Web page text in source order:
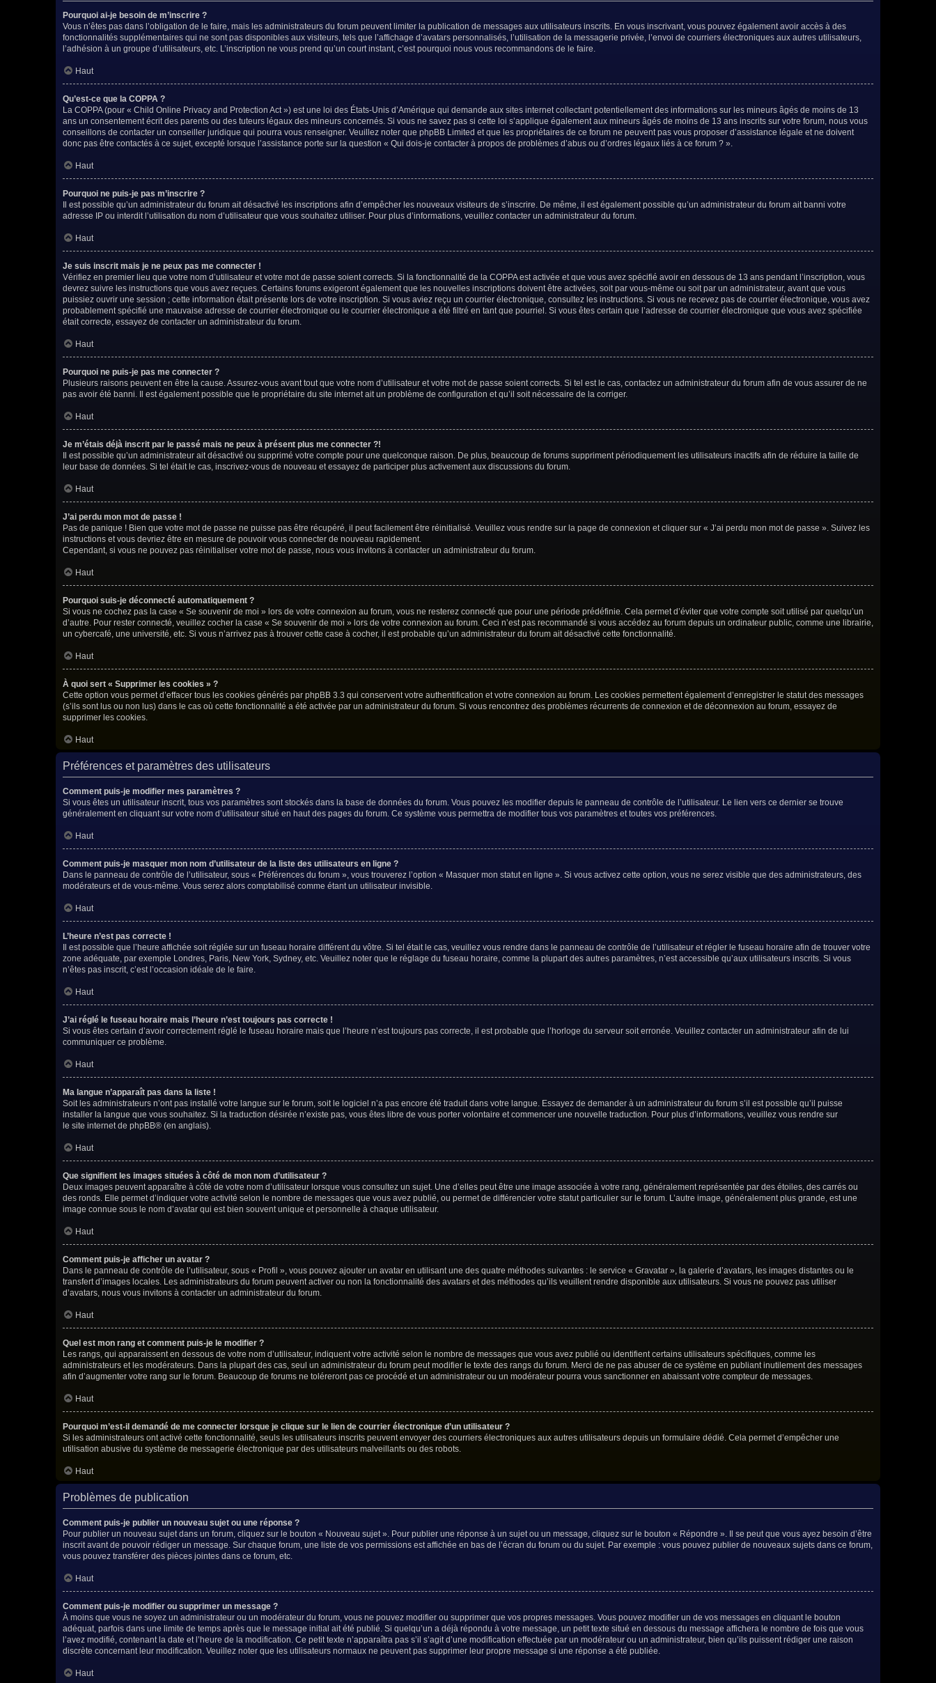
Pourquoi ai-je besoin de m’inscrire ?
Vous n’êtes pas dans l’obligation de le faire, mais les administrateurs du forum peuvent limiter la publication de messages aux utilisateurs inscrits. En vous inscrivant, vous pouvez également avoir accès à des
fonctionnalités supplémentaires qui ne sont pas disponibles aux visiteurs, tels que l’affichage d’avatars personnalisés, l’utilisation de la messagerie privée, l’envoi de courriers électroniques aux autres utilisateurs,
l’adhésion à un groupe d’utilisateurs, etc. L’inscription ne vous prend qu’un court instant, c’est pourquoi nous vous recommandons de le faire.
Haut
Qu’est-ce que la COPPA ?
La COPPA (pour « Child Online Privacy and Protection Act ») est une loi des États-Unis d’Amérique qui demande aux sites internet collectant potentiellement des informations sur les mineurs âgés de moins de 13
ans un consentement écrit des parents ou des tuteurs légaux des mineurs concernés. Si vous ne savez pas si cette loi s’applique également aux mineurs âgés de moins de 13 ans inscrits sur votre forum, nous vous
conseillons de contacter un conseiller juridique qui pourra vous renseigner. Veuillez noter que phpBB Limited et que les propriétaires de ce forum ne peuvent pas vous proposer d’assistance légale et ne doivent
donc pas être contactés à ce sujet, excepté lorsque l’assistance porte sur la question « Qui dois-je contacter à propos de problèmes d’abus ou d’ordres légaux liés à ce forum ? ».
Haut
Pourquoi ne puis-je pas m’inscrire ?
Il est possible qu’un administrateur du forum ait désactivé les inscriptions afin d’empêcher les nouveaux visiteurs de s’inscrire. De même, il est également possible qu’un administrateur du forum ait banni votre
adresse IP ou interdit l’utilisation du nom d’utilisateur que vous souhaitez utiliser. Pour plus d’informations, veuillez contacter un administrateur du forum.
Haut
Je suis inscrit mais je ne peux pas me connecter !
Vérifiez en premier lieu que votre nom d’utilisateur et votre mot de passe soient corrects. Si la fonctionnalité de la COPPA est activée et que vous avez spécifié avoir en dessous de 13 ans pendant l’inscription, vous
devrez suivre les instructions que vous avez reçues. Certains forums exigeront également que les nouvelles inscriptions doivent être activées, soit par vous-même ou soit par un administrateur, avant que vous
puissiez ouvrir une session ; cette information était présente lors de votre inscription. Si vous aviez reçu un courrier électronique, consultez les instructions. Si vous ne recevez pas de courrier électronique, vous avez
probablement spécifié une mauvaise adresse de courrier électronique ou le courrier électronique a été filtré en tant que pourriel. Si vous êtes certain que l’adresse de courrier électronique que vous avez spécifiée
était correcte, essayez de contacter un administrateur du forum.
Haut
Pourquoi ne puis-je pas me connecter ?
Plusieurs raisons peuvent en être la cause. Assurez-vous avant tout que votre nom d’utilisateur et votre mot de passe soient corrects. Si tel est le cas, contactez un administrateur du forum afin de vous assurer de ne
pas avoir été banni. Il est également possible que le propriétaire du site internet ait un problème de configuration et qu’il soit nécessaire de la corriger.
Haut
Je m’étais déjà inscrit par le passé mais ne peux à présent plus me connecter ?!
Il est possible qu’un administrateur ait désactivé ou supprimé votre compte pour une quelconque raison. De plus, beaucoup de forums suppriment périodiquement les utilisateurs inactifs afin de réduire la taille de
leur base de données. Si tel était le cas, inscrivez-vous de nouveau et essayez de participer plus activement aux discussions du forum.
Haut
J’ai perdu mon mot de passe !
Pas de panique ! Bien que votre mot de passe ne puisse pas être récupéré, il peut facilement être réinitialisé. Veuillez vous rendre sur la page de connexion et cliquer sur « J’ai perdu mon mot de passe ». Suivez les
instructions et vous devriez être en mesure de pouvoir vous connecter de nouveau rapidement.
Cependant, si vous ne pouvez pas réinitialiser votre mot de passe, nous vous invitons à contacter un administrateur du forum.
Haut
Pourquoi suis-je déconnecté automatiquement ?
Si vous ne cochez pas la case « Se souvenir de moi » lors de votre connexion au forum, vous ne resterez connecté que pour une période prédéfinie. Cela permet d’éviter que votre compte soit utilisé par quelqu’un
d’autre. Pour rester connecté, veuillez cocher la case « Se souvenir de moi » lors de votre connexion au forum. Ceci n’est pas recommandé si vous accédez au forum depuis un ordinateur public, comme une librairie,
un cybercafé, une université, etc. Si vous n’arrivez pas à trouver cette case à cocher, il est probable qu’un administrateur du forum ait désactivé cette fonctionnalité.
Haut
À quoi sert « Supprimer les cookies » ?
Cette option vous permet d’effacer tous les cookies générés par phpBB 3.3 qui conservent votre authentification et votre connexion au forum. Les cookies permettent également d’enregistrer le statut des messages
(s’ils sont lus ou non lus) dans le cas où cette fonctionnalité a été activée par un administrateur du forum. Si vous rencontrez des problèmes récurrents de connexion et de déconnexion au forum, essayez de
supprimer les cookies.
Haut
Préférences et paramètres des utilisateurs
Comment puis-je modifier mes paramètres ?
Si vous êtes un utilisateur inscrit, tous vos paramètres sont stockés dans la base de données du forum. Vous pouvez les modifier depuis le panneau de contrôle de l’utilisateur. Le lien vers ce dernier se trouve
généralement en cliquant sur votre nom d’utilisateur situé en haut des pages du forum. Ce système vous permettra de modifier tous vos paramètres et toutes vos préférences.
Haut
Comment puis-je masquer mon nom d’utilisateur de la liste des utilisateurs en ligne ?
Dans le panneau de contrôle de l’utilisateur, sous « Préférences du forum », vous trouverez l’option « Masquer mon statut en ligne ». Si vous activez cette option, vous ne serez visible que des administrateurs, des
modérateurs et de vous-même. Vous serez alors comptabilisé comme étant un utilisateur invisible.
Haut
L’heure n’est pas correcte !
Il est possible que l’heure affichée soit réglée sur un fuseau horaire différent du vôtre. Si tel était le cas, veuillez vous rendre dans le panneau de contrôle de l’utilisateur et régler le fuseau horaire afin de trouver votre
zone adéquate, par exemple Londres, Paris, New York, Sydney, etc. Veuillez noter que le réglage du fuseau horaire, comme la plupart des autres paramètres, n’est accessible qu’aux utilisateurs inscrits. Si vous
n’êtes pas inscrit, c’est l’occasion idéale de le faire.
Haut
J’ai réglé le fuseau horaire mais l’heure n’est toujours pas correcte !
Si vous êtes certain d’avoir correctement réglé le fuseau horaire mais que l’heure n’est toujours pas correcte, il est probable que l’horloge du serveur soit erronée. Veuillez contacter un administrateur afin de lui
communiquer ce problème.
Haut
Ma langue n’apparaît pas dans la liste !
Soit les administrateurs n’ont pas installé votre langue sur le forum, soit le logiciel n’a pas encore été traduit dans votre langue. Essayez de demander à un administrateur du forum s’il est possible qu’il puisse
installer la langue que vous souhaitez. Si la traduction désirée n’existe pas, vous êtes libre de vous porter volontaire et commencer une nouvelle traduction. Pour plus d’informations, veuillez vous rendre sur
le site internet de phpBB® (en anglais).
Haut
Que signifient les images situées à côté de mon nom d’utilisateur ?
Deux images peuvent apparaître à côté de votre nom d’utilisateur lorsque vous consultez un sujet. Une d’elles peut être une image associée à votre rang, généralement représentée par des étoiles, des carrés ou
des ronds. Elle permet d’indiquer votre activité selon le nombre de messages que vous avez publié, ou permet de différencier votre statut particulier sur le forum. L’autre image, généralement plus grande, est une
image connue sous le nom d’avatar qui est bien souvent unique et personnelle à chaque utilisateur.
Haut
Comment puis-je afficher un avatar ?
Dans le panneau de contrôle de l’utilisateur, sous « Profil », vous pouvez ajouter un avatar en utilisant une des quatre méthodes suivantes : le service « Gravatar », la galerie d’avatars, les images distantes ou le
transfert d’images locales. Les administrateurs du forum peuvent activer ou non la fonctionnalité des avatars et des méthodes qu’ils veuillent rendre disponible aux utilisateurs. Si vous ne pouvez pas utiliser
d’avatars, nous vous invitons à contacter un administrateur du forum.
Haut
Quel est mon rang et comment puis-je le modifier ?
Les rangs, qui apparaissent en dessous de votre nom d’utilisateur, indiquent votre activité selon le nombre de messages que vous avez publié ou identifient certains utilisateurs spécifiques, comme les
administrateurs et les modérateurs. Dans la plupart des cas, seul un administrateur du forum peut modifier le texte des rangs du forum. Merci de ne pas abuser de ce système en publiant inutilement des messages
afin d’augmenter votre rang sur le forum. Beaucoup de forums ne toléreront pas ce procédé et un administrateur ou un modérateur pourra vous sanctionner en abaissant votre compteur de messages.
Haut
Pourquoi m’est-il demandé de me connecter lorsque je clique sur le lien de courrier électronique d’un utilisateur ?
Si les administrateurs ont activé cette fonctionnalité, seuls les utilisateurs inscrits peuvent envoyer des courriers électroniques aux autres utilisateurs depuis un formulaire dédié. Cela permet d’empêcher une
utilisation abusive du système de messagerie électronique par des utilisateurs malveillants ou des robots.
Haut
Problèmes de publication
Comment puis-je publier un nouveau sujet ou une réponse ?
Pour publier un nouveau sujet dans un forum, cliquez sur le bouton « Nouveau sujet ». Pour publier une réponse à un sujet ou un message, cliquez sur le bouton « Répondre ». Il se peut que vous ayez besoin d’être
inscrit avant de pouvoir rédiger un message. Sur chaque forum, une liste de vos permissions est affichée en bas de l’écran du forum ou du sujet. Par exemple : vous pouvez publier de nouveaux sujets dans ce forum,
vous pouvez transférer des pièces jointes dans ce forum, etc.
Haut
Comment puis-je modifier ou supprimer un message ?
À moins que vous ne soyez un administrateur ou un modérateur du forum, vous ne pouvez modifier ou supprimer que vos propres messages. Vous pouvez modifier un de vos messages en cliquant le bouton
adéquat, parfois dans une limite de temps après que le message initial ait été publié. Si quelqu’un a déjà répondu à votre message, un petit texte situé en dessous du message affichera le nombre de fois que vous
l’avez modifié, contenant la date et l’heure de la modification. Ce petit texte n’apparaîtra pas s’il s’agit d’une modification effectuée par un modérateur ou un administrateur, bien qu’ils puissent rédiger une raison
discrète concernant leur modification. Veuillez noter que les utilisateurs normaux ne peuvent pas supprimer leur propre message si une réponse a été publiée.
Haut